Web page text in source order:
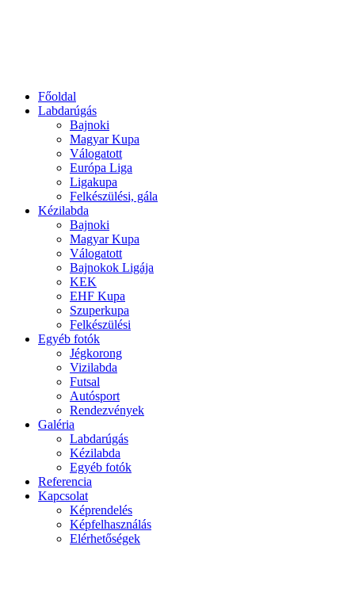
Főoldal
Labdarúgás
Bajnoki
Magyar Kupa
Válogatott
Európa Liga
Ligakupa
Felkészülési, gála
Kézilabda
Bajnoki
Magyar Kupa
Válogatott
Bajnokok Ligája
KEK
EHF Kupa
Szuperkupa
Felkészülési
Egyéb fotók
Jégkorong
Vizilabda
Futsal
Autósport
Rendezvények
Galéria
Labdarúgás
Kézilabda
Egyéb fotók
Referencia
Kapcsolat
Képrendelés
Képfelhasználás
Elérhetőségek